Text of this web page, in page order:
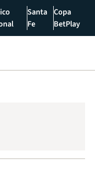
Santa
Fe
Copa
BetPlay